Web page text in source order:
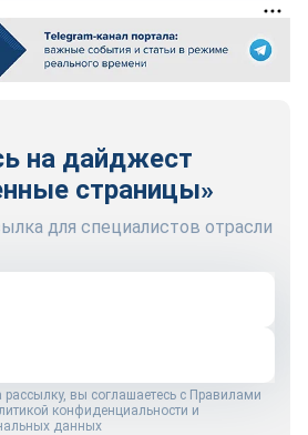
на дайджест
страницы»
для специалистов отрасли
вы соглашаетесь с Правилами
конфиденциальности и
данных